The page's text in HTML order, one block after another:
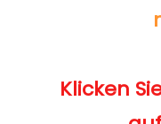
Klicken